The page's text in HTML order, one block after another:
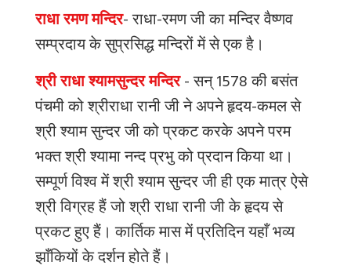
राधा रमण मन्दिर-राधा-रमणजीकामन्दिरवैष्णव
सम्प्रदायकेसुप्रसिद्धमन्दिरोंमेंसेएकहै।
श्री राधा श्यामसुन्दर मन्दिर-सन्1578कीबसंत
पंचमीकोश्रीराधारानीजीनेअपनेहृदय-कमलसे
श्रीश्यामसुन्दरजीकोप्रकटकरकेअपनेपरम
भक्तश्रीश्यामानन्दप्रभुकोप्रदानकियाथा।
सम्पूर्णविश्वमेंश्रीश्यामसुन्दरजीहीएकमात्रऐसे
श्रीविग्रहहैंजोश्रीराधारानीजीकेहृदयसे
प्रकटहुएहैं। कार्तिकमासमेंप्रतिदिनयहाँभव्य
झाँकियोंकेदर्शनहोतेहैं।